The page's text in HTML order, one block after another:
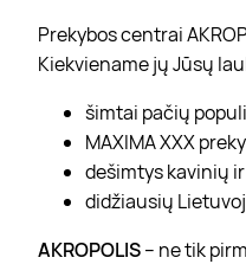
Prekybos centrai
Kiekviename jų Jūsų
šimtai pačių
MAXIMA XXX
dešimtys kavinių
didžiausių
AKROPOLIS– ne tik